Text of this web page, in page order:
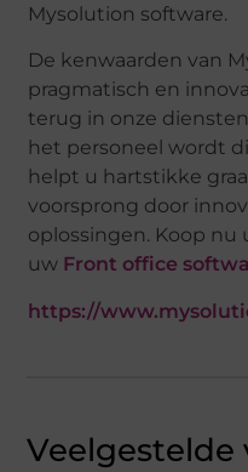
Mysolution software.
De kenwaarden van
pragmatisch en
terug in onze
het personeel wordt
helpt u hartstikke
voorsprong door
oplossingen. Koop nu
uw Front office
https://
Veelgestelde